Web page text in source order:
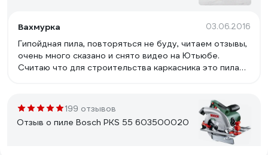
Вахмурка 03.06.2016
Гипойдная пила, повторяться не буду, читаем отзывы,
очень много сказано и снято видео на Ютьюбе.
Считаю что для строительства каркасника это пила
199 отзывов
Отзыв о пиле Bosch PKS 55 603500020